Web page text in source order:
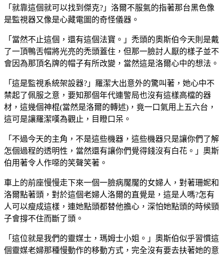
「就靠這個就可以找到傑克?」洛爾不服氣的指著那台黑色像
是監視器又像是心藏電圖的奇怪儀器。
「當然不止這個，還有這個法寶。」禿頭的奧斯伯今天則是戴
了一頂鴨舌帽將光亮的禿頭蓋住，但那一臉討人厭的樣子並不
會因為那頂名牌的帽子有所改變，當然這是洛爾心中的想法。
「這是監視系統架設器?」羅潔大出意外的驚叫著，她心中不
禁起了佩服之意，要知那個年代連警局也沒有這樣高檔的器
材，這幾個神棍(當然是洛爾的轉述)，竟一口氣用上五六台，
這可是讓羅潔嘆為觀止，目瞪口呆。
「不過今天的主角，不是這些機器，這些機器只是讓你們了解
怎個過程的透明性，當然還有讓你們覺得錢沒有白花。」奧斯
伯用著令人作噁的笑聲笑著。
車上的前座慢慢走下來一個一臉病魘魘的女婦人，對著珊妮和
洛爾點著頭，對於這個老婦人洛爾的直覺是，這是人嗎?怎有
人可以瘦成這樣，連她點頭都替他擔心，深怕她點頭的時候頸
子會撐不住而斷了頭。
「這位就是我們的靈媒士，瑪姆士小姐。」奧斯伯似乎習慣這
個靈媒老婦那種慢動作的移動方式，完全沒有要去扶著她的意